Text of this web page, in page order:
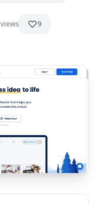
views 9